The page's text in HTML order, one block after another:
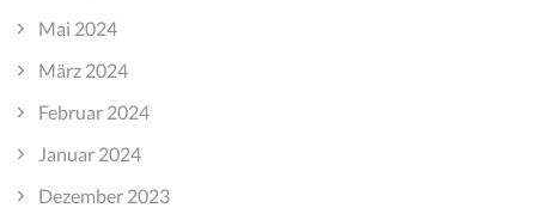
Mai 2024
März 2024
Februar 2024
Januar 2024
Dezember 2023